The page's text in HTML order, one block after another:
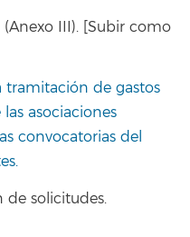
(Anexo III). [Subir como
tramitación de gastos
asociaciones
convocatorias del
de solicitudes.